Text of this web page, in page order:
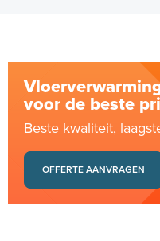
voor de beste
Beste kwaliteit,
OFFERTE AANVRAGEN